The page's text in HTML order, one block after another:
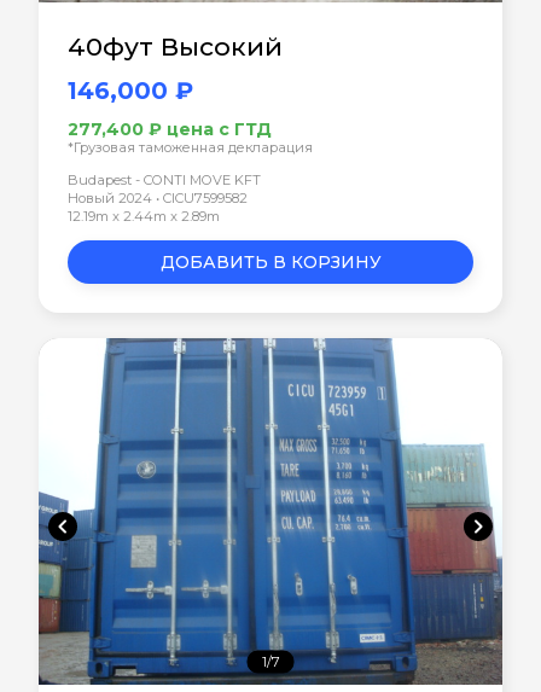
40фут Высокий
146,000 ₽
277,400 ₽ цена с ГТД
*Грузовая таможенная декларация
Budapest - CONTI MOVE KFT
Новый 2024 • CICU7599582
12.19m x 2.44m x 2.89m
ДОБАВИТЬ В КОРЗИНУ
chevron_left chevron_right
1/7